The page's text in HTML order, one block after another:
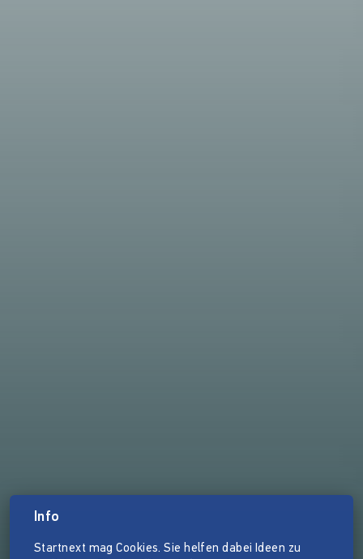
Info
Startnext mag Cookies. Sie helfen dabei Ideen zu